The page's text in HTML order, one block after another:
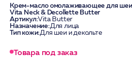
Крем-масло омолаживающее для шеи
Vita Neck & Decollette Butter
Артикул:Vita Butter
Назначение:Для лица
Тип кожи:Для шеи и декольте
Товара под заказ